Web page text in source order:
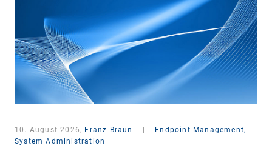
10. August 2026, Franz Braun
Endpoint Management,
System Administration